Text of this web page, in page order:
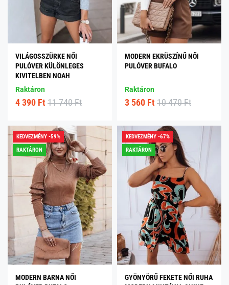
VILÁGOSSZÜRKE NŐI
PULÓVER KÜLÖNLEGES
KIVITELBEN NOAH
Raktáron
4 390 Ft 11 740 Ft
MODERN EKRÜSZÍNŰ NŐI
PULÓVER BUFALO
Raktáron
3 560 Ft 10 470 Ft
KEDVEZMÉNY -59%
RAKTÁRON
MODERN BARNA NŐI
KEDVEZMÉNY -67%
RAKTÁRON
GYÖNYÖRŰ FEKETE NŐI RUHA